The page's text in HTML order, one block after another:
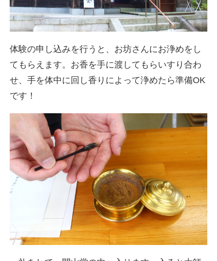
体験の申し込みを行うと、お坊さんにお浄めをし
てもらえます。お香を手に渡してもらいすり合わ
せ、手を体中に回し香りによって浄めたら準備OK
です！